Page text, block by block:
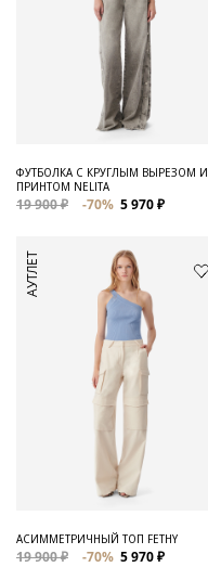
ФУТБОЛКА С КРУГЛЫМ ВЫРЕЗОМ И
ПРИНТОМ NELITA
19 900 ₽ -70% 5 970 ₽
АУТЛЕТ
АСИММЕТРИЧНЫЙ ТОП FETHY
19 900 ₽ -70% 5 970 ₽